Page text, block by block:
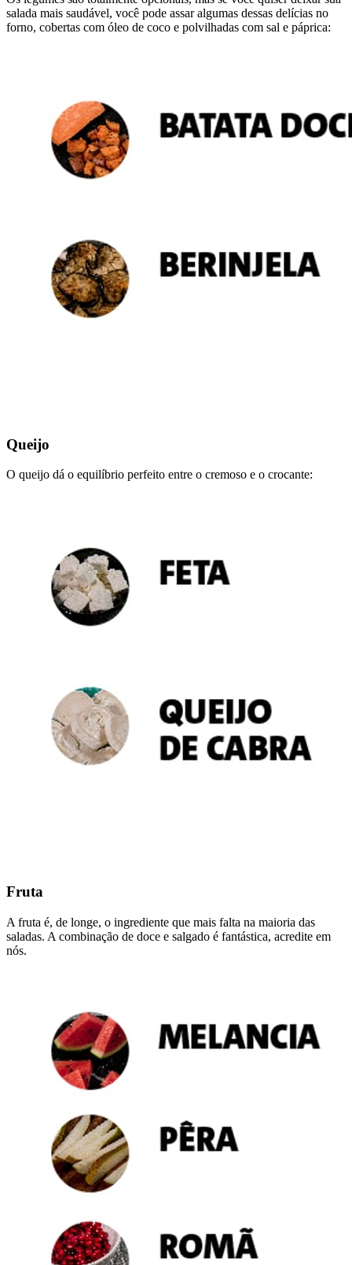
salada mais saudável, você pode assar algumas dessas delícias no
forno, cobertas com óleo de coco e polvilhadas com sal e páprica:
Queijo
O queijo dá o equilíbrio perfeito entre o cremoso e o crocante:
Fruta
A fruta é, de longe, o ingrediente que mais falta na maioria das
saladas. A combinação de doce e salgado é fantástica, acredite em
nós.